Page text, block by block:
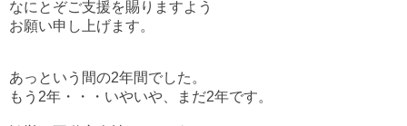
なにとぞご支援を賜りますよう
お願い申し上げます。
あっという間の2年間でした。
もう2年・・・いやいや、まだ2年です。